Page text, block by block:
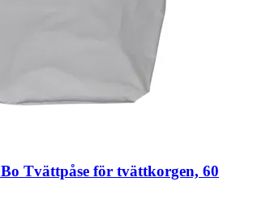
Bo Tvättpåse för tvättkorgen, 60